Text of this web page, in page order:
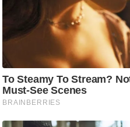
श
घ
रे
लू
नु